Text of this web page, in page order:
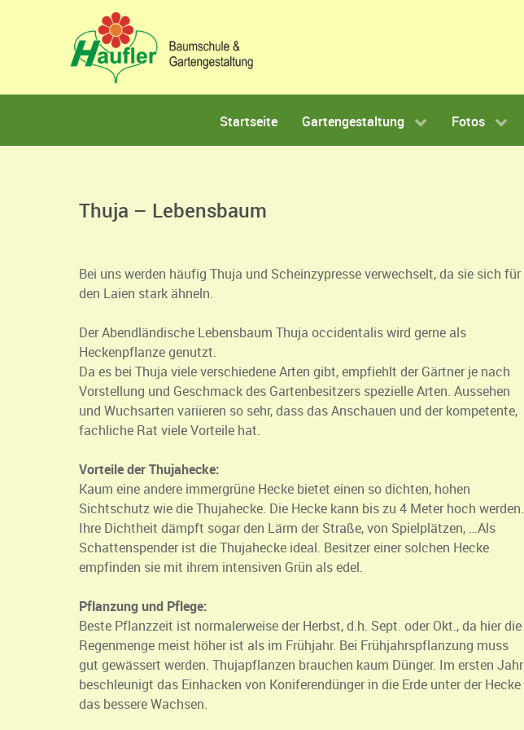
Startseite Gartengestaltung Fotos
Thuja – Lebensbaum
Bei uns werden häufig Thuja und Scheinzypresse verwechselt, da sie sich für
den Laien stark ähneln.
Der Abendländische Lebensbaum Thuja occidentalis wird gerne als
Heckenpflanze genutzt.
Da es bei Thuja viele verschiedene Arten gibt, empfiehlt der Gärtner je nach
Vorstellung und Geschmack des Gartenbesitzers spezielle Arten. Aussehen
und Wuchsarten variieren so sehr, dass das Anschauen und der kompetente,
fachliche Rat viele Vorteile hat.
Vorteile der Thujahecke:
Kaum eine andere immergrüne Hecke bietet einen so dichten, hohen
Sichtschutz wie die Thujahecke. Die Hecke kann bis zu 4 Meter hoch werden.
Ihre Dichtheit dämpft sogar den Lärm der Straße, von Spielplätzen, …Als
Schattenspender ist die Thujahecke ideal. Besitzer einer solchen Hecke
empfinden sie mit ihrem intensiven Grün als edel.
Pflanzung und Pflege:
Beste Pflanzzeit ist normalerweise der Herbst, d.h. Sept. oder Okt., da hier die
Regenmenge meist höher ist als im Frühjahr. Bei Frühjahrspflanzung muss
gut gewässert werden. Thujapflanzen brauchen kaum Dünger. Im ersten Jahr
beschleunigt das Einhacken von Koniferendünger in die Erde unter der Hecke
das bessere Wachsen.